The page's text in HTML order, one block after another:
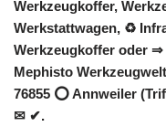
Werkzeugkoffer,
Werkstattwagen, ♻
Werkzeugkoffer oder
Mephisto
76855 ⭕ Annweiler
✉ ✔.